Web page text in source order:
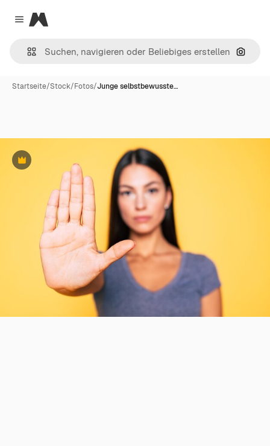
Close menu
Magnific
Nach
Startseite/Stock/Fotos/Junge selbstbewusste…
Premium